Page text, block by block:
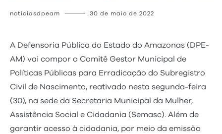
noticiasdpeam 30 de maio de 2022
A Defensoria Pública do Estado do Amazonas (DPE-
AM) vai compor o Comitê Gestor Municipal de
Políticas Públicas para Erradicação do Subregistro
Civil de Nascimento, reativado nesta segunda-feira
(30), na sede da Secretaria Municipal da Mulher,
Assistência Social e Cidadania (Semasc). Além de
garantir acesso à cidadania, por meio da emissão